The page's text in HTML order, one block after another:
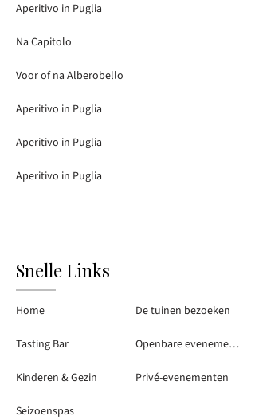
Aperitivo in Puglia
Na Capitolo
Voor of na Alberobello
Aperitivo in Puglia
Aperitivo in Puglia
Aperitivo in Puglia
Snelle Links
Home
Tasting Bar
Kinderen & Gezin
De tuinen bezoeken
Openbare evenementen
Privé-evenementen
Seizoenspas